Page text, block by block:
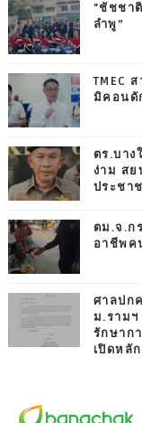
"ชัชชา
ลำพู”
TMEC
มิคอนดั
ตร.บา
ง่าม ส
ประชา
ตม.จ.ก
อาชีพค
ศาลปก
ม.ราม
รักษาก
เปิดหลั